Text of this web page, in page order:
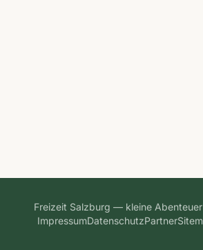
Freizeit Salzburg — kleine
ImpressumDatenschutzPartner